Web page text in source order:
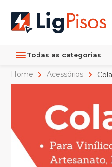
Todas as categorias
Home Acessórios